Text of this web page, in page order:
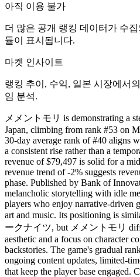
아직 이용 불가
더 많은 공개 랭킹 데이터가 수
듈이 표시됩니다.
마켓 인사이트
랭킹 추이, 수익, 일본 시장에서
임 분석.
メメントモリ is demonstrating a
Japan, climbing from rank #53 on
30-day average rank of #40 aligns
a consistent rise rather than a
revenue of $79,497 is solid for a
revenue trend of -2% suggests
phase. Published by Bank of
melancholic storytelling with idle
players who enjoy narrative-driven
art and music. Its positioning is
ークナイツ, but メメントモリ
aesthetic and a focus on character
backstories. The game's gradual
ongoing content updates, limited-
that keep the player base engaged.